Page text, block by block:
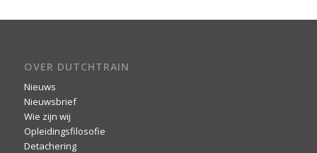
OVER DUTCHTRAIN
Nieuws
Nieuwsbrief
Wie zijn wij
Opleidingsfilosofie
Detachering